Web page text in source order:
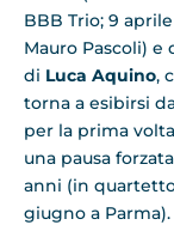
BBB Trio; 9 aprile
Mauro Pascoli) e
di Luca Aquino,
torna a esibirsi
per la prima
una pausa
anni (in
giugno a Parma).